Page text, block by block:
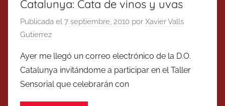
Catalunya: Cata de vinos y uvas
Publicada el 7 septiembre, 2010 por Xavier Valls
Gutierrez
Ayer me llegó un correo electrónico de la D.O.
Catalunya invitándome a participar en el Taller
Sensorial que celebrarán con